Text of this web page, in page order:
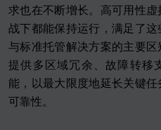
求也在不断增长。高可用性
战下都能保持运行，满足了
与标准托管解决方案的主要
提供多区域冗余、故障转移
能，以最大限度地延长关键
可靠性。